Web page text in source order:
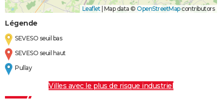
Leaflet Map data © OpenStreetMapcontributors
Légende
SEVESO seuil bas
SEVESO seuil haut
Pullay
Villes avec le plus de risque industriel